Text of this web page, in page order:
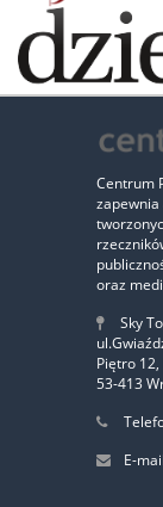
Zaufali nam:
Centrum
zapewnia
oraz
Sky
Piętro
53-413
E-